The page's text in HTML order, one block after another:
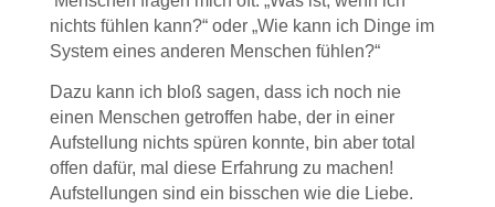
nichts fühlen kann?“ oder „Wie kann ich Dinge im
System eines anderen Menschen fühlen?“
Dazu kann ich bloß sagen, dass ich noch nie
einen Menschen getroffen habe, der in einer
Aufstellung nichts spüren konnte, bin aber total
offen dafür, mal diese Erfahrung zu machen!
Aufstellungen sind ein bisschen wie die Liebe.